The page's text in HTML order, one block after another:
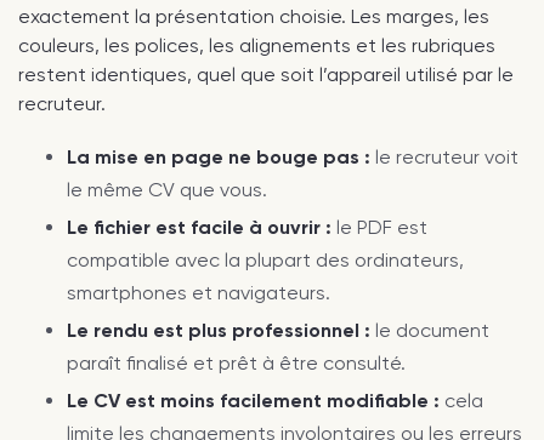
exactement la présentation choisie. Les marges, les
couleurs, les polices, les alignements et les rubriques
restent identiques, quel que soit l’appareil utilisé par le
recruteur.
La mise en page ne bouge pas : le recruteur voit
le même CV que vous.
Le fichier est facile à ouvrir : le PDF est
compatible avec la plupart des ordinateurs,
smartphones et navigateurs.
Le rendu est plus professionnel : le document
paraît finalisé et prêt à être consulté.
Le CV est moins facilement modifiable : cela
limite les changements involontaires ou les erreurs